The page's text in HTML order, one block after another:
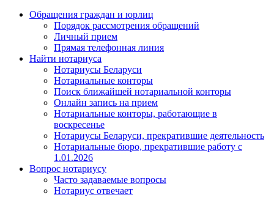
Обращения граждан и юрлиц
Порядок рассмотрения обращений
Личный прием
Прямая телефонная линия
Найти нотариуса
Нотариусы Беларуси
Нотариальные конторы
Поиск ближайшей нотариальной конторы
Онлайн запись на прием
Нотариальные конторы, работающие в
воскресенье
Нотариусы Беларуси, прекратившие деятельность
Нотариальные бюро, прекратившие работу с
1.01.2026
Вопрос нотариусу
Часто задаваемые вопросы
Нотариус отвечает